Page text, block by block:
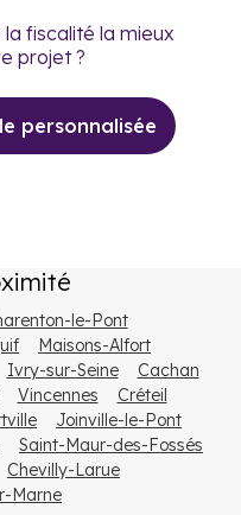
fiscalité la mieux
projet ?
personnalisée
le-Pont
Maisons-Alfort
Ivry-sur-Seine
Cachan
Vincennes
Créteil
Joinville-le-Pont
Saint-Maur-des-Fossés
Chevilly-Larue
Marne